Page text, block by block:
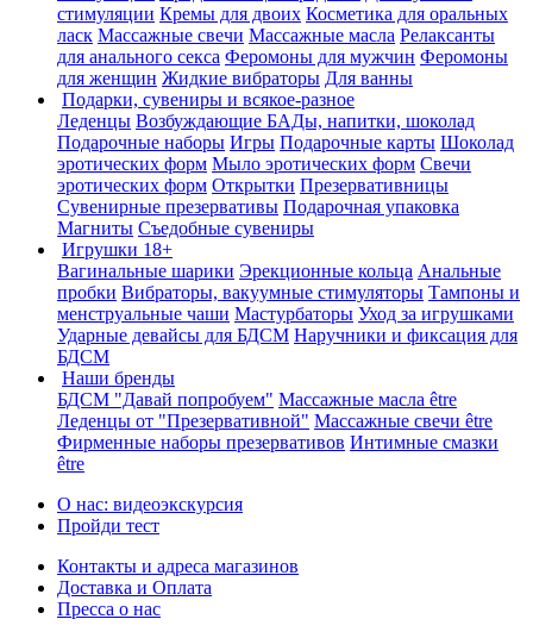
стимуляции Кремы для двоих Косметика для оральных
ласк Массажные свечи Массажные масла Релаксанты
для анального секса Феромоны для мужчин Феромоны
для женщин Жидкие вибраторы Для ванны
Подарки, сувениры и всякое-разное
Леденцы Возбуждающие БАДы, напитки, шоколад
Подарочные наборы Игры Подарочные карты Шоколад
эротических форм Мыло эротических форм Свечи
эротических форм Открытки Презервативницы
Сувенирные презервативы Подарочная упаковка
Магниты Съедобные сувениры
Игрушки 18+
Вагинальные шарики Эрекционные кольца Анальные
пробки Вибраторы, вакуумные стимуляторы Тампоны и
менструальные чаши Мастурбаторы Уход за игрушками
Ударные девайсы для БДСМ Наручники и фиксация для
БДСМ
Наши бренды
БДСМ "Давай попробуем" Массажные масла être
Леденцы от "Презервативной" Массажные свечи être
Фирменные наборы презервативов Интимные смазки
être
О нас: видеоэкскурсия
Пройди тест
Контакты и адреса магазинов
Доставка и Оплата
Пресса о нас